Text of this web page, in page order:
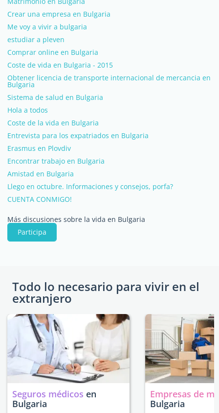
Crear una empresa en Bulgaria
Me voy a vivir a bulgaria
estudiar a pleven
Comprar online en Bulgaria
Coste de vida en Bulgaria - 2015
Obtener licencia de transporte internacional de mercancia en
Bulgaria
Sistema de salud en Bulgaria
Hola a todos
Coste de la vida en Bulgaria
Entrevista para los expatriados en Bulgaria
Erasmus en Plovdiv
Encontrar trabajo en Bulgaria
Amistad en Bulgaria
Llego en octubre. Informaciones y consejos, porfa?
CUENTA CONMIGO!
Más discusiones sobre la vida en Bulgaria
Participa
Todo lo necesario para vivir en el
extranjero
Seguros médicos en
Bulgaria
Empresas de
Bulgaria